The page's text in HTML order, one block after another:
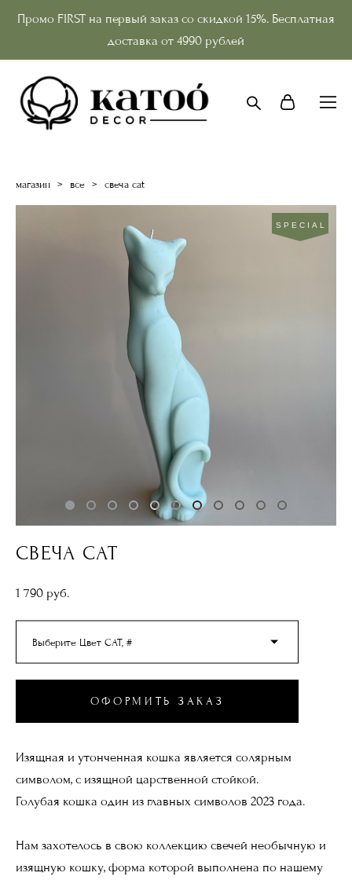
Промо FIRST на первый заказ со скидкой 15%. Бесплатная
доставка от 4990 рублей
магазин > все > свеча cat
SPECIAL
СВЕЧА CAT
1 790 pуб.
Выберите Цвет CAT, #
ОФОРМИТЬ ЗАКАЗ
Изящная и утонченная кошка является солярным
символом, с изящной царственной стойкой.
Голубая кошка один из главных символов 2023 года.
Нам захотелось в свою коллекцию свечей необычную и
изящную кошку, форма которой выполнена по нашему